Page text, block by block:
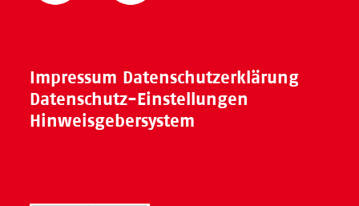
Impressum Datenschutzerklärung
Datenschutz-Einstellungen
Hinweisgebersystem